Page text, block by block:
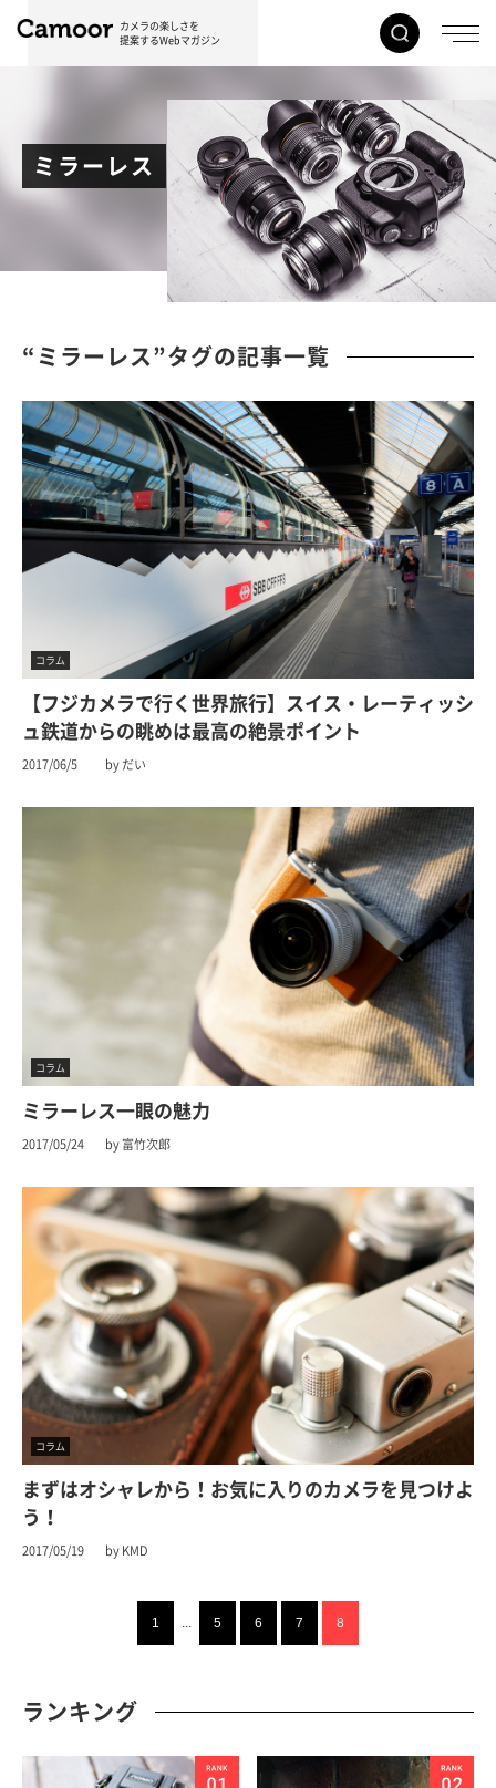
カメラの楽しさを
提案するWebマガジン
ミラーレス
“ミラーレス”タグの記事一覧
コラム
【フジカメラで行く世界旅行】スイス・レーティッシ
ュ鉄道からの眺めは最高の絶景ポイント
2017/06/5 by だい
コラム
ミラーレス一眼の魅力
2017/05/24 by 富竹次郎
コラム
まずはオシャレから！お気に入りのカメラを見つけよ
う！
2017/05/19 by KMD
1 ... 5 6 7 8
ランキング